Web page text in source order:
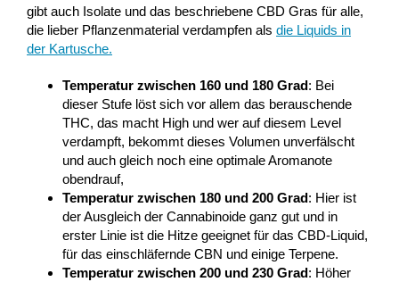
gibt auch Isolate und das beschriebene CBD Gras für alle,
die lieber Pflanzenmaterial verdampfen als die Liquids in
der Kartusche.
Temperatur zwischen 160 und 180 Grad: Bei
dieser Stufe löst sich vor allem das berauschende
THC, das macht High und wer auf diesem Level
verdampft, bekommt dieses Volumen unverfälscht
und auch gleich noch eine optimale Aromanote
obendrauf,
Temperatur zwischen 180 und 200 Grad: Hier ist
der Ausgleich der Cannabinoide ganz gut und in
erster Linie ist die Hitze geeignet für das CBD-Liquid,
für das einschläfernde CBN und einige Terpene.
Temperatur zwischen 200 und 230 Grad: Höher